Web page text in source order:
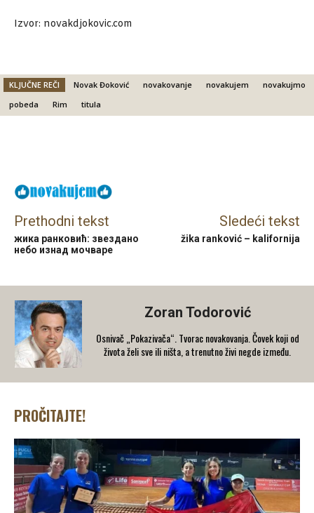
Izvor: novakdjokovic.com
KLJUČNE REČI Novak Đoković novakovanje novakujem
novakujmo
pobeda
Rim titula
Prethodni tekst
жика ранковић: звездано
небо изнад мочваре
Sledeći tekst
žika ranković – kalifornija
Zoran Todorović
Osnivač „Pokazivača“. Tvorac novakovanja. Čovek koji od
života želi sve ili ništa, a trenutno živi negde između.
PROČITAJTE!